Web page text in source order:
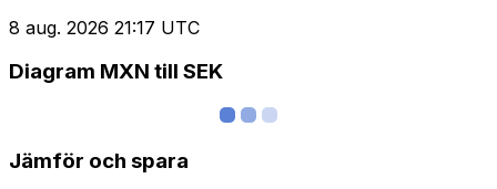
8 aug. 2026 21:17 UTC
Diagram MXN till SEK
Jämför och spara